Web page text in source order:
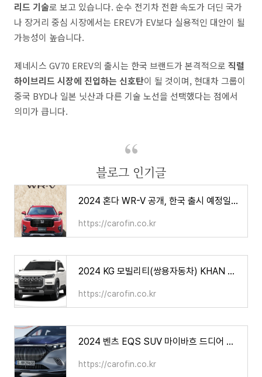
리드 기술로 보고 있습니다. 순수 전기차 전환 속도가 더딘 국가
나 장거리 중심 시장에서는 EREV가 EV보다 실용적인 대안이 될
가능성이 높습니다.
제네시스 GV70 EREV의 출시는 한국 브랜드가 본격적으로 직렬
하이브리드 시장에 진입하는 신호탄이 될 것이며, 현대차 그룹이
중국 BYD나 일본 닛산과 다른 기술 노선을 선택했다는 점에서
의미가 큽니다.
블로그 인기글
2024 혼다 WR-V 공개, 한국 출시 예정일은? 가격 제원 연비
https://carofin.co.kr
2024 KG 모빌리티(쌍용자동차) KHAN 칸 가격 제원 연비(쿨멘 포함)
https://carofin.co.kr
2024 벤츠 EQS SUV 마이바흐 드디어 출시된다, 가격 제원 연비
https://carofin.co.kr